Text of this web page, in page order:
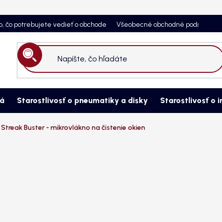
čo potrebujete vedieť o obchode Všeobecné obchodné podmienky
Hľadať
Starostlivosť o pneumatiky a disky Starostlivosť o
Buster - mikrovlákno na čistenie okien